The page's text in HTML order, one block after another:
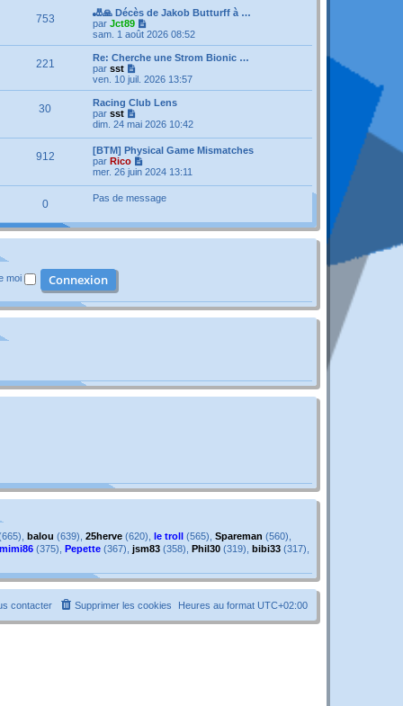
e
s
a
g
e
e
m
e
s
a
g
e
753
🎳🙏 Décès de Jakob Butturff à …
par Jct89
o
i
r
e
r
n
i
e
r
e
s
s
e
sam. 1 août 2026 08:52
221
Re: Cherche une Strom Bionic …
par sst
o
i
r
e
r
n
i
e
r
s
s
ven. 10 juil. 2026 13:57
30
Racing Club Lens
par sst
o
l
e
d
e
r
i
e
r
g
e
dim. 24 mai 2026 10:42
912
[BTM] Physical Game Mismatches
par Rico
o
l
d
m
e
mer. 26 juin 2024 13:11
0 Pas de message
moi
balou (639), 25herve (620), le troll (565), Spareman (560),
mimi86 (375), Pepette (367), jsm83 (358), Phil30 (319), bibi33 (317),
Heures au format UTC+02:00
Supprimer les cookies
contacter